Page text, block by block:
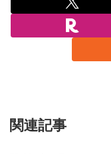
関連記事